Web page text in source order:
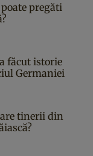
pregăti
făcut istorie
Germaniei
tinerii din